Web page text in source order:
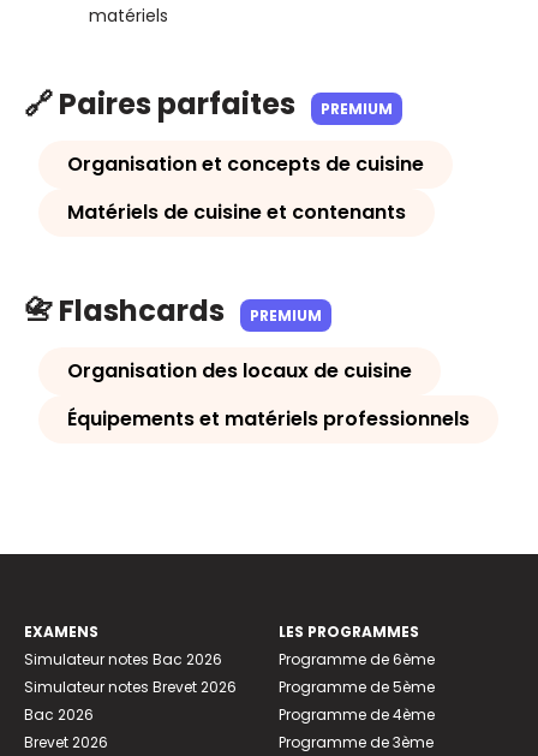
matériels
🔗 Paires parfaites PREMIUM
Organisation et concepts de cuisine
Matériels de cuisine et contenants
📇 Flashcards PREMIUM
Organisation des locaux de cuisine
Équipements et matériels professionnels
EXAMENS
Simulateur notes Bac 2026
Simulateur notes Brevet 2026
Bac 2026
Brevet 2026
LES PROGRAMMES
Programme de 6ème
Programme de 5ème
Programme de 4ème
Programme de 3ème